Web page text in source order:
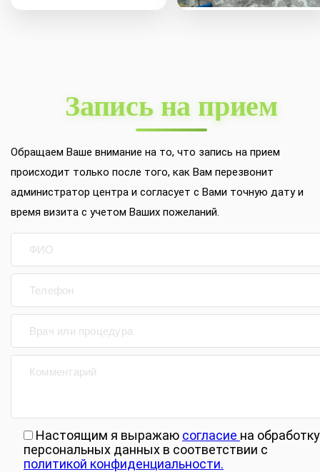
Запись на прием
Обращаем Ваше внимание на то, что запись на прием
происходит только после того, как Вам перезвонит
администратор центра и согласует с Вами точную дату и
время визита с учетом Ваших пожеланий.
Настоящим я выражаю согласие на обработку
персональных данных в соответствии с
политикой конфиденциальности.